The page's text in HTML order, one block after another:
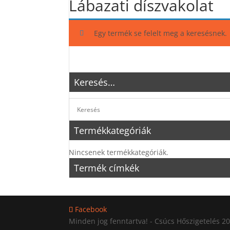
Lábazati díszvakolat
Egy termék se felelt meg a keresésnek.
Keresés…
Termékkategóriák
Nincsenek termékkategóriák.
Termék címkék
Facebook
Minden jog fenntartva! - Csúcs Hőszigetelés